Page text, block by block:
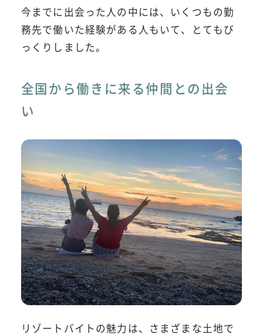
今までに出会った人の中には、いくつもの勤
務先で働いた経験がある人もいて、とてもび
っくりしました。
全国から働きに来る仲間との出会
い
リゾートバイトの魅力は、さまざまな土地で